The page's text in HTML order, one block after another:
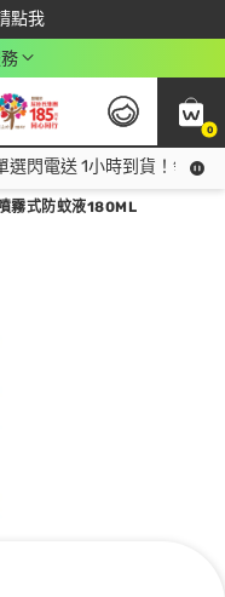
點我
$350
0
選閃電送 1小時到貨！領神
霧式防蚊液180ML